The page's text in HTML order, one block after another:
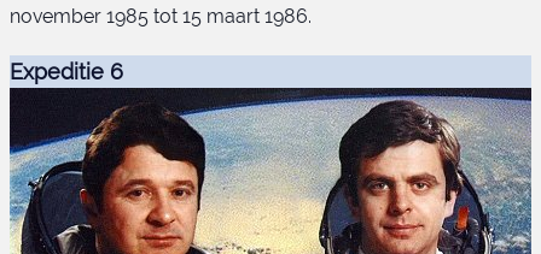
november 1985 tot 15 maart 1986.
Expeditie 6